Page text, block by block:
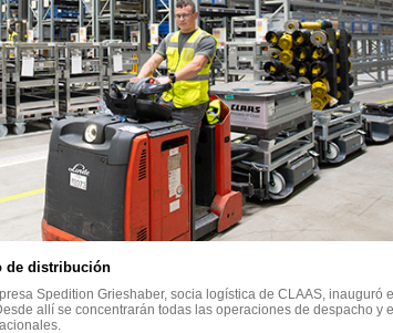
de distribución
Spedition Grieshaber, socia logística de CLAAS, inauguró
allí se concentrarán todas las operaciones de despacho y